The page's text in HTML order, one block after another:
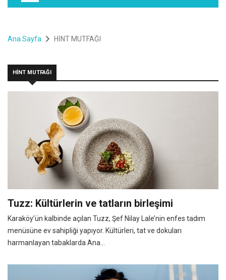
Ana Sayfa HİNT MUTFAĞI
HİNT MUTFAĞI
Tuzz: Kültürlerin ve tatların birleşimi
Karaköy’ün kalbinde açılan Tuzz, Şef Nilay Lale’nin enfes tadım
menüsüne ev sahipliği yapıyor. Kültürleri, tat ve dokuları
harmanlayan tabaklarda Ana...